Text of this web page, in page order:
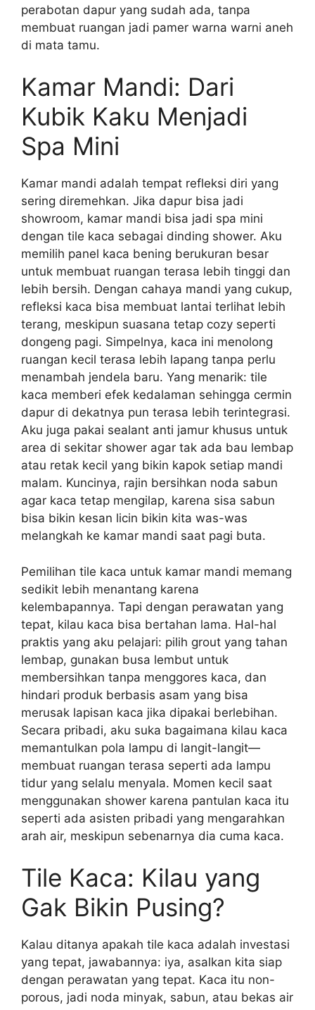
perabotan dapur yang sudah ada, tanpa
membuat ruangan jadi pamer warna warni aneh
di mata tamu.
Kamar Mandi: Dari
Kubik Kaku Menjadi
Spa Mini
Kamar mandi adalah tempat refleksi diri yang
sering diremehkan. Jika dapur bisa jadi
showroom, kamar mandi bisa jadi spa mini
dengan tile kaca sebagai dinding shower. Aku
memilih panel kaca bening berukuran besar
untuk membuat ruangan terasa lebih tinggi dan
lebih bersih. Dengan cahaya mandi yang cukup,
refleksi kaca bisa membuat lantai terlihat lebih
terang, meskipun suasana tetap cozy seperti
dongeng pagi. Simpelnya, kaca ini menolong
ruangan kecil terasa lebih lapang tanpa perlu
menambah jendela baru. Yang menarik: tile
kaca memberi efek kedalaman sehingga cermin
dapur di dekatnya pun terasa lebih terintegrasi.
Aku juga pakai sealant anti jamur khusus untuk
area di sekitar shower agar tak ada bau lembap
atau retak kecil yang bikin kapok setiap mandi
malam. Kuncinya, rajin bersihkan noda sabun
agar kaca tetap mengilap, karena sisa sabun
bisa bikin kesan licin bikin kita was-was
melangkah ke kamar mandi saat pagi buta.
Pemilihan tile kaca untuk kamar mandi memang
sedikit lebih menantang karena
kelembapannya. Tapi dengan perawatan yang
tepat, kilau kaca bisa bertahan lama. Hal-hal
praktis yang aku pelajari: pilih grout yang tahan
lembap, gunakan busa lembut untuk
membersihkan tanpa menggores kaca, dan
hindari produk berbasis asam yang bisa
merusak lapisan kaca jika dipakai berlebihan.
Secara pribadi, aku suka bagaimana kilau kaca
memantulkan pola lampu di langit-langit—
membuat ruangan terasa seperti ada lampu
tidur yang selalu menyala. Momen kecil saat
menggunakan shower karena pantulan kaca itu
seperti ada asisten pribadi yang mengarahkan
arah air, meskipun sebenarnya dia cuma kaca.
Tile Kaca: Kilau yang
Gak Bikin Pusing?
Kalau ditanya apakah tile kaca adalah investasi
yang tepat, jawabannya: iya, asalkan kita siap
dengan perawatan yang tepat. Kaca itu non-
porous, jadi noda minyak, sabun, atau bekas air